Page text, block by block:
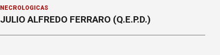
NECROLÓGICAS
JULIO ALFREDO FERRARO (Q.E.P.D.)